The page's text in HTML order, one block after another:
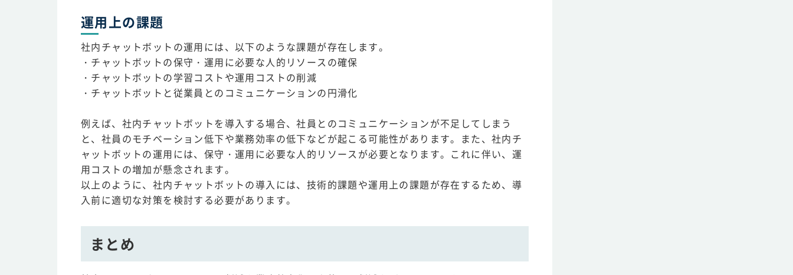
運用上の課題
社内チャットボットの運用には、以下のような課題が存在します。
・チャットボットの保守・運用に必要な人的リソースの確保
・チャットボットの学習コストや運用コストの削減
・チャットボットと従業員とのコミュニケーションの円滑化
例えば、社内チャットボットを導入する場合、社員とのコミュニケーションが不足してしまう
と、社員のモチベーション低下や業務効率の低下などが起こる可能性があります。また、社内チ
ャットボットの運用には、保守・運用に必要な人的リソースが必要となります。これに伴い、運
用コストの増加が懸念されます。
以上のように、社内チャットボットの導入には、技術的課題や運用上の課題が存在するため、導
入前に適切な対策を検討する必要があります。
まとめ